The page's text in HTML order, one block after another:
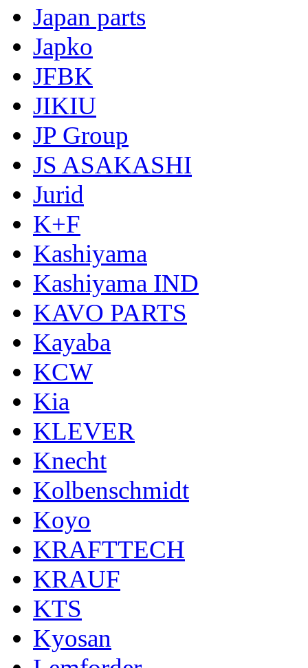
Japan parts
Japko
JFBK
JIKIU
JP Group
JS ASAKASHI
Jurid
K+F
Kashiyama
Kashiyama IND
KAVO PARTS
Kayaba
KCW
Kia
KLEVER
Knecht
Kolbenschmidt
Koyo
KRAFTTECH
KRAUF
KTS
Kyosan